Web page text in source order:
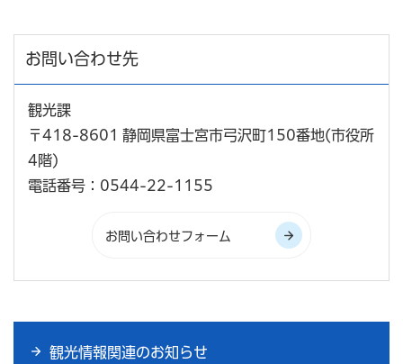
お問い合わせ先
観光課
〒418-8601 静岡県富士宮市弓沢町150番地(市役所
4階)
電話番号：0544-22-1155
観光情報関連のお知らせ